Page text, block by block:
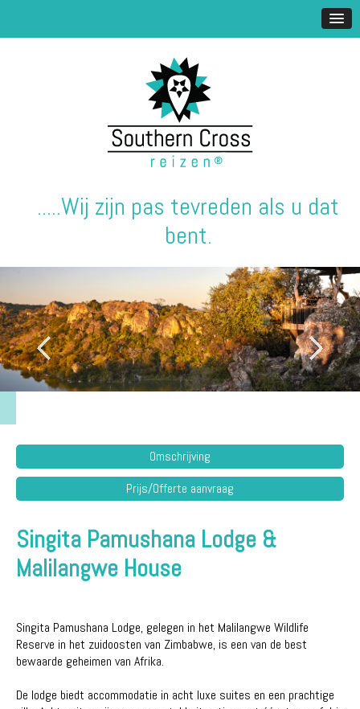
.....Wij zijn pas tevreden als u dat
bent.
Omschrijving
Prijs/Offerte aanvraag
Singita Pamushana Lodge &
Malilangwe House
Singita Pamushana Lodge, gelegen in het Malilangwe Wildlife
Reserve in het zuidoosten van Zimbabwe, is een van de best
bewaarde geheimen van Afrika.
De lodge biedt accommodatie in acht luxe suites en een prachtige